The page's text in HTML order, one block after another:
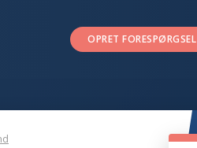
OPRET FORESPØRGSEL